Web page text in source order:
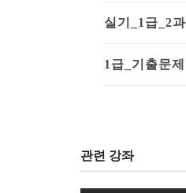
실기_1급_2
1급_기출문제
관련 강좌
컴활1급